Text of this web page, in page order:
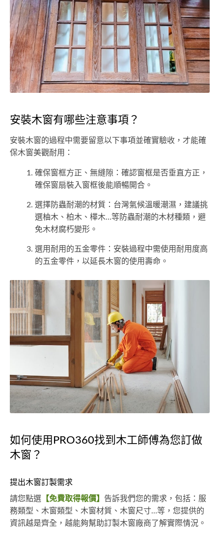
安裝木窗有哪些注意事項？
安裝木窗的過程中需要留意以下事項並確實驗收，才能確
保木窗美觀耐用：
確保窗框方正、無縫隙：確認窗框是否垂直方正，
確保窗扇裝入窗框後能順暢開合。
選擇防蟲耐潮的材質：台灣氣候溫暖潮濕，建議挑
選柚木、柏木、樺木…等防蟲耐潮的木材種類，避
免木材腐朽變形。
選用耐用的五金零件：安裝過程中需使用耐用度高
的五金零件，以延長木窗的使用壽命。
如何使用PRO360找到木工師傅為您訂做
木窗？
提出木窗訂製需求
請您點選 【免費取得報價】 告訴我們您的需求，包括：服
務類型、木窗類型、木窗材質、木窗尺寸…等，您提供的
資訊越是齊全，越能夠幫助訂製木窗廠商了解實際情況。